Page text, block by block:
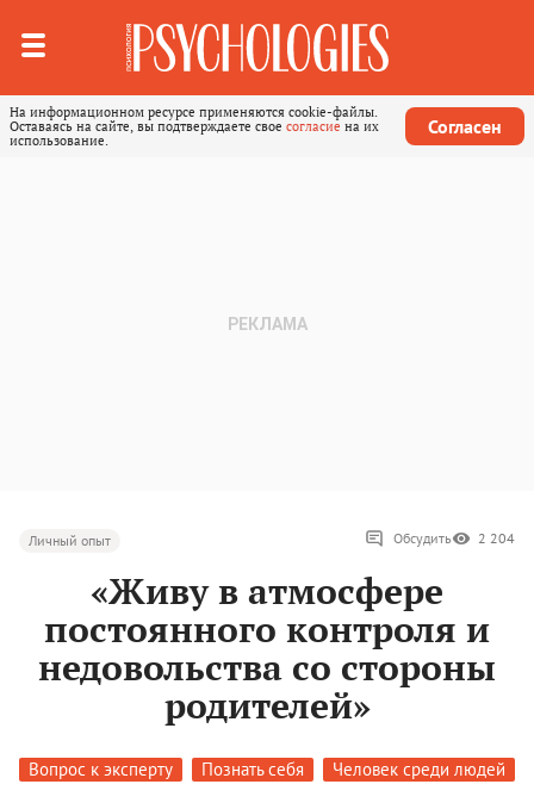
На информационном ресурсе применяются cookie-файлы.
Оставаясь на сайте, вы подтверждаете свое согласие на их
использование.
Согласен
Личный опыт Обсудить 2 204
«Живу в атмосфере
постоянного контроля и
недовольства со стороны
родителей»
Вопрос к эксперту Познать себя Человек среди людей